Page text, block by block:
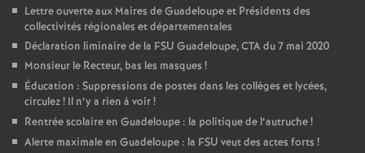
Lettre ouverte aux Maires de Guadeloupe et Présidents des
collectivités régionales et départementales
Déclaration liminaire de la FSU Guadeloupe, CTA du 7 mai 2020
Monsieur le Recteur, bas les masques !
Éducation : Suppressions de postes dans les collèges et lycées,
circulez! Il n’y a rien à voir!
Rentrée scolaire en Guadeloupe : la politique de l’autruche!
Alerte maximale en Guadeloupe : la FSU veut des actes forts !